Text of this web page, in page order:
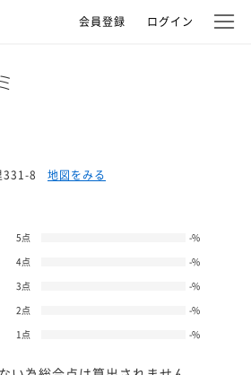
会員登録 ログイン
331-8 地図をみる
5点 -%
4点
-%
3点
-%
2点
-%
1点
-%